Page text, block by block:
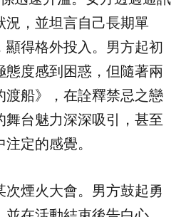
況，並坦言自己長期單
顯得格外投入。男方起初
態度感到困惑，但隨著兩
渡船》，在詮釋禁忌之戀
舞台魅力深深吸引，甚至
定的感覺。
次煙火大會。男方鼓起勇